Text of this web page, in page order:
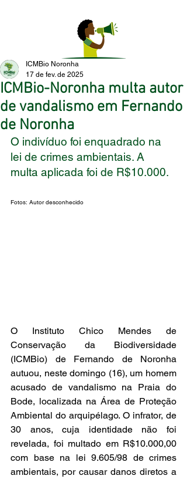
ICMBio-Noronha multa autor
de vandalismo em Fernando
de Noronha
ICMBio Noronha
17 de fev. de 2025
O indivíduo foi enquadrado na
lei de crimes ambientais. A
multa aplicada foi de R$10.000.
Fotos: Autor desconhecido
O Instituto Chico Mendes de
Conservação da Biodiversidade
(ICMBio) de Fernando de Noronha
autuou, neste domingo (16), um homem
acusado de vandalismo na Praia do
Bode, localizada na Área de Proteção
Ambiental do arquipélago. O infrator, de
30 anos, cuja identidade não foi
revelada, foi multado em R$10.000,00
com base na lei 9.605/98 de crimes
ambientais, por causar danos diretos a